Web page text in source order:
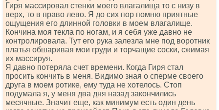
Гиря массировал стенки моего влагалища то с низу в
верх, то в право лево. Я до сих пор помню приятные
ощущения его длинной головки в моем влагалище.
Кончина моя текла по ногам, и я себя уже давно не
контролировала. Тут его рука залезла мне под воротник
платья обшаривая мои груди и торчащие соски, сжимая
их массируя.
Я давно потеряла счет времени. Когда Гиря стал
просить кончить в меня. Видимо зная о сперме своего
друга в моем ротике, ему туда не хотелось. Стоп
подумала я, у меня два дня назад закончились
месячные. Значит еще, как минимум есть один день